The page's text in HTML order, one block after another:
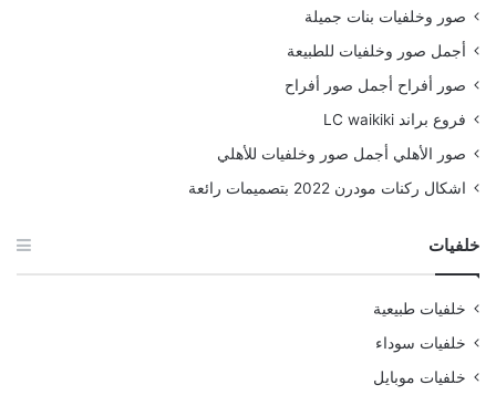
صور وخلفيات بنات جميلة
أجمل صور وخلفيات للطبيعة
صور أفراح أجمل صور أفراح
فروع براند LC waikiki
صور الأهلي أجمل صور وخلفيات للأهلي
اشكال ركنات مودرن 2022 بتصميمات رائعة
خلفيات
خلفيات طبيعية
خلفيات سوداء
خلفيات موبايل